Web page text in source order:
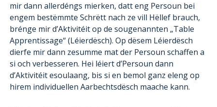
mir dann allerdéngs mierken, datt eng Persoun bei
engem bestëmmte Schrëtt nach ze vill Hëllef brauch,
brénge mir d’Aktivitéit op de sougenannten „Table
Apprentissage“ (Léierdësch). Op dësem Léierdësch
dierfe mir dann zesumme mat der Persoun schaffen a
si och verbesseren. Hei léiert d’Persoun dann
d’Aktivitéit esoulaang, bis si en bemol ganz eleng op
hirem individuellen Aarbechtsdësch maache kann.